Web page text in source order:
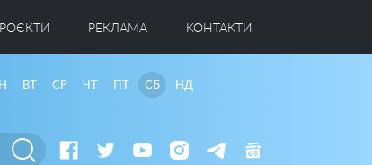
РЕКЛАМА КОНТАКТИ
ВТ СР ЧТ ПТ СБ НД